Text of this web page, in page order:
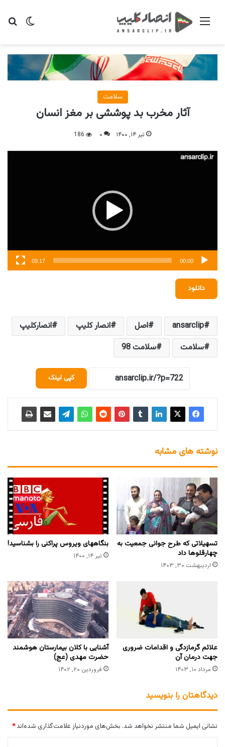
تغییر منو
سلامت
آثار مخرب بد پوششی بر مغز انسان
تیر ۱۴, ۱۴۰۰ ۰ 186
نمایشگر
ویدیو
00:00
09:17
دانلود
ansarclip اصل انصار کلیپ
انصارکلیپ
سلامت
سلامت 98
کپی لینک
نوشته های مشابه
تسهیلاتی که طرح جوانی جمعیت به
چهارقلوها داد
اردیبهشت ۳۰, ۱۴۰۳
بنگاههای ویروس پراکنی را بشناسید!
تیر ۱۴, ۱۴۰۰
علائم گرمازدگی و اقدامات ضروری
جهت درمان آن
مرداد ۱۰, ۱۴۰۳
آشنایی با کلان بیمارستان هوشمند
حضرت مهدی (عج)
فروردین ۲۰, ۱۴۰۲
دیدگاهتان را بنویسید
نشانی ایمیل شما منتشر نخواهد شد. بخش‌های موردنیاز علامت‌گذاری شده‌اند*